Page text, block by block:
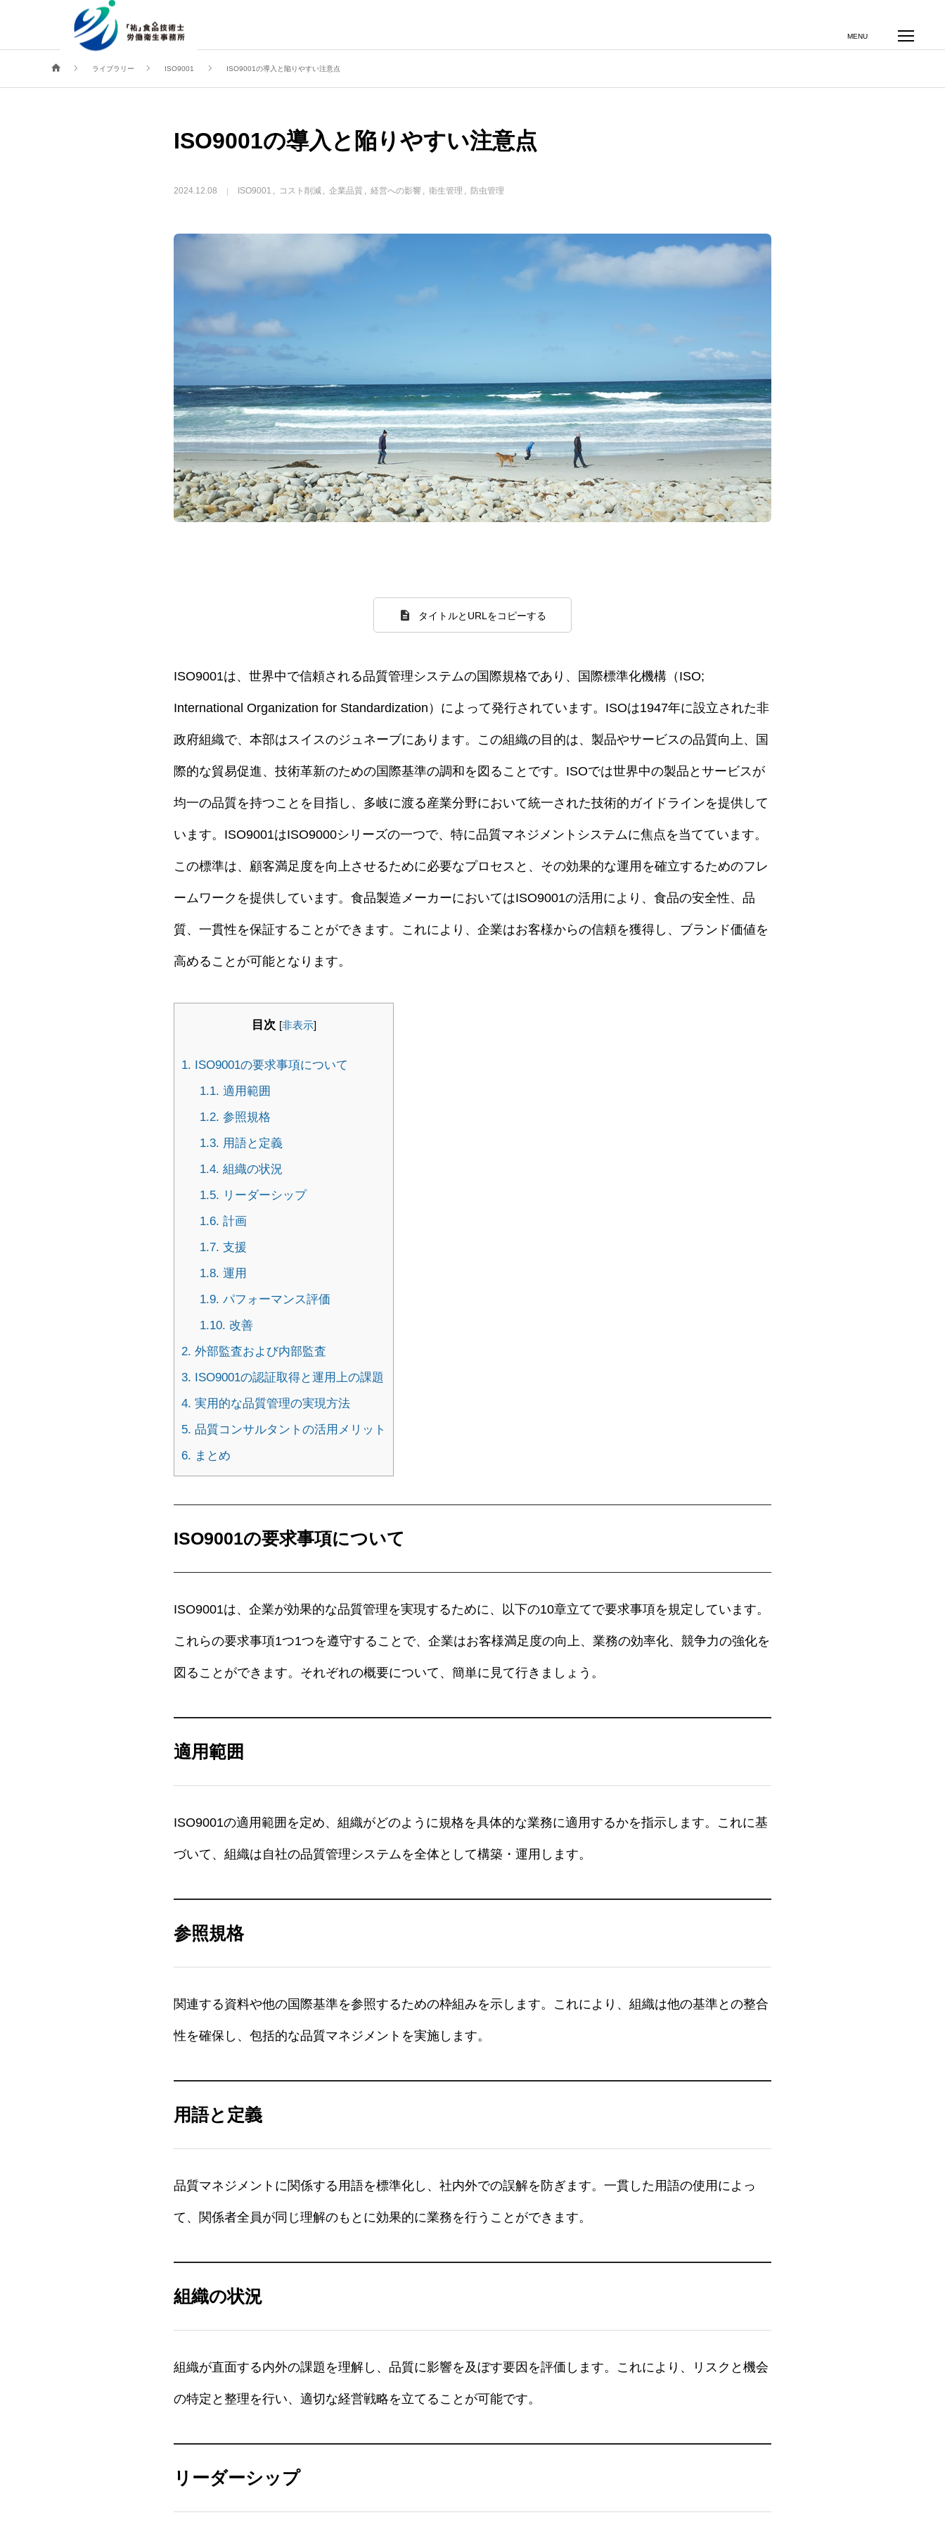
事務所紹介 サービス内容とお申込方法
ライブラリー ISO9001 ISO9001の導入と陥りやすい注意点
ISO9001の導入と陥りやすい注意点
2024.12.08 ISO9001 コスト削減 企業品質 経営への影響 衛生管理 防虫管理
タイトルとURLをコピーする
ISO9001は、世界中で信頼される品質管理システムの国際規格であり、国際標準化機構（ISO;
International Organization for Standardization）によって発行されています。ISOは1947年に設立された非
政府組織で、本部はスイスのジュネーブにあります。この組織の目的は、製品やサービスの品質向上、国
際的な貿易促進、技術革新のための国際基準の調和を図ることです。ISOでは世界中の製品とサービスが
均一の品質を持つことを目指し、多岐に渡る産業分野において統一された技術的ガイドラインを提供して
います。ISO9001はISO9000シリーズの一つで、特に品質マネジメントシステムに焦点を当てています。
この標準は、顧客満足度を向上させるために必要なプロセスと、その効果的な運用を確立するためのフレ
ームワークを提供しています。食品製造メーカーにおいてはISO9001の活用により、食品の安全性、品
質、一貫性を保証することができます。これにより、企業はお客様からの信頼を獲得し、ブランド価値を
高めることが可能となります。
目次 [非表示]
1. ISO9001の要求事項について
1.1. 適用範囲
1.2. 参照規格
1.3. 用語と定義
1.4. 組織の状況
1.5. リーダーシップ
1.6. 計画
1.7. 支援
1.8. 運用
1.9. パフォーマンス評価
1.10. 改善
2. 外部監査および内部監査
3. ISO9001の認証取得と運用上の課題
4. 実用的な品質管理の実現方法
5. 品質コンサルタントの活用メリット
6. まとめ
ISO9001の要求事項について
ISO9001は、企業が効果的な品質管理を実現するために、以下の10章立てで要求事項を規定しています。
これらの要求事項1つ1つを遵守することで、企業はお客様満足度の向上、業務の効率化、競争力の強化を
図ることができます。それぞれの概要について、簡単に見て行きましょう。
適用範囲
ISO9001の適用範囲を定め、組織がどのように規格を具体的な業務に適用するかを指示します。これに基
づいて、組織は自社の品質管理システムを全体として構築・運用します。
参照規格
関連する資料や他の国際基準を参照するための枠組みを示します。これにより、組織は他の基準との整合
性を確保し、包括的な品質マネジメントを実施します。
用語と定義
品質マネジメントに関係する用語を標準化し、社内外での誤解を防ぎます。一貫した用語の使用によっ
て、関係者全員が同じ理解のもとに効果的に業務を行うことができます。
組織の状況
組織が直面する内外の課題を理解し、品質に影響を及ぼす要因を評価します。これにより、リスクと機会
の特定と整理を行い、適切な経営戦略を立てることが可能です。
リーダーシップ
MENU
プライバシーポリシー
お問い合わせ
その他のサービス